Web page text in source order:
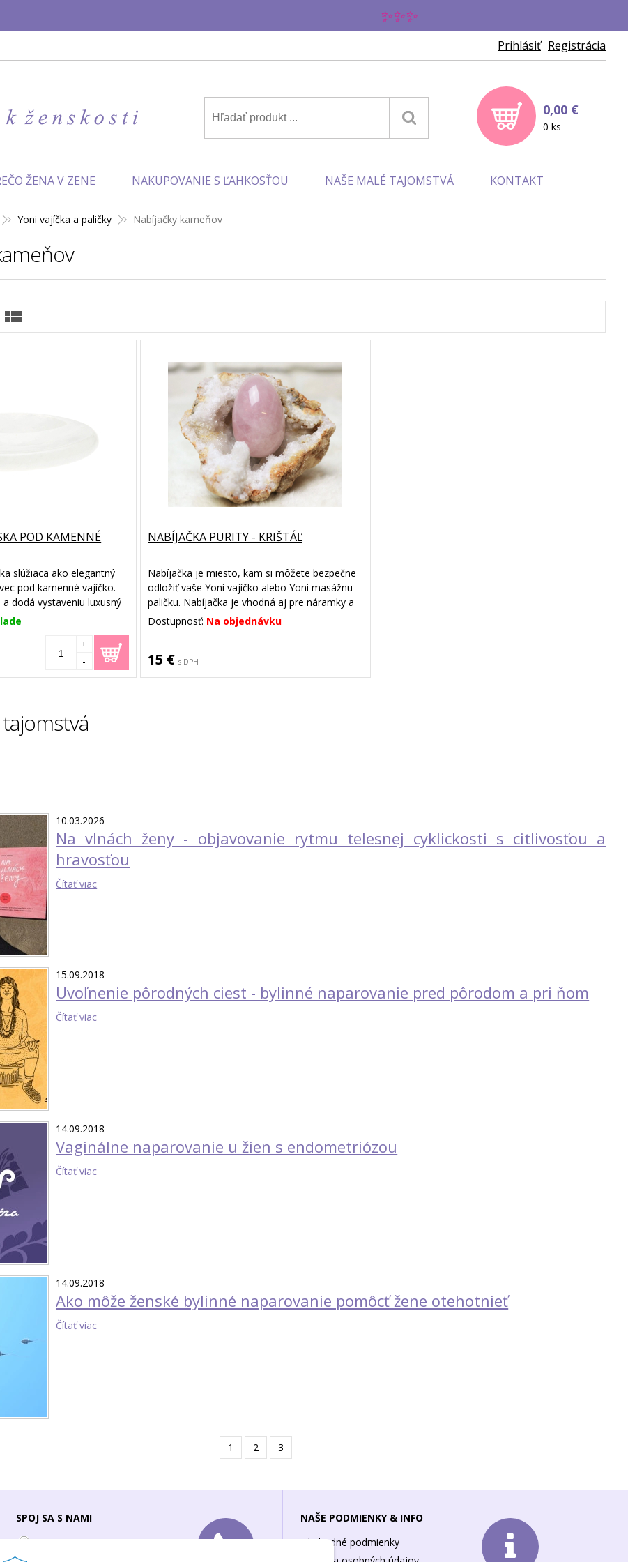
Prihlásiť Registrácia
0,00 €
0 ks
Yoni vajíčka a paličky Nabíjačky kameňov
POD KAMENNÉ
slúžiaca ako elegantný
pod kamenné vajíčko.
dodá vystaveniu luxusný
+
-
NABÍJAČKA PURITY - KRIŠTÁĽ
Nabíjačka je miesto, kam si môžete bezpečne
odložiť vaše Yoni vajíčko alebo Yoni masážnu
paličku. Nabíjačka je vhodná aj pre náramky a
iné šperky
Dostupnosť: Na objednávku
15 € s DPH
10.03.2026
Na vlnách ženy - objavovanie rytmu telesnej cyklickosti s citlivosťou a
hravosťou
Čítať viac
15.09.2018
Uvoľnenie pôrodných ciest - bylinné naparovanie pred pôrodom a pri ňom
Čítať viac
14.09.2018
Vaginálne naparovanie u žien s endometriózou
Čítať viac
14.09.2018
Ako môže ženské bylinné naparovanie pomôcť žene otehotnieť
Čítať viac
1 2 3
ŽENA V ZENE NAKUPOVANIE S ĽAHKOSŤOU NAŠE MALÉ TAJOMSTVÁ KONTAKT
SPOJ SA S NAMI
NAŠE PODMIENKY & INFO
Obchodné podmienky